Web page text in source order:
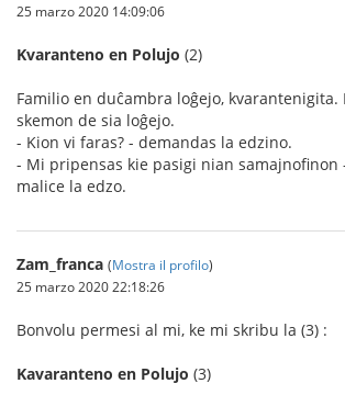
25 marzo 2020 14:09:06
Kvaranteno en Polujo (2)
Familio en duĉambra loĝejo, kvarantenigita.
skemon de sia loĝejo.
- Kion vi faras? - demandas la edzino.
- Mi pripensas kie pasigi nian samajnofinon
malice la edzo.
Zam_franca (Mostra il profilo)
25 marzo 2020 22:18:26
Bonvolu permesi al mi, ke mi skribu la (3) :
Kavaranteno en Polujo (3)